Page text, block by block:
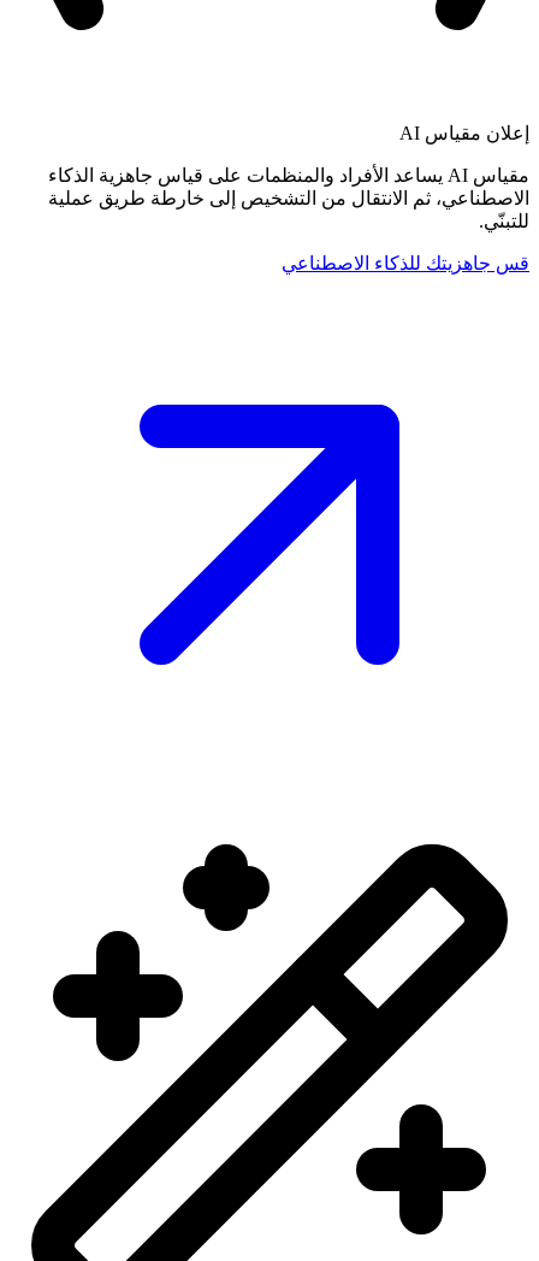
إعلان مقياس AI
مقياس AI يساعد الأفراد والمنظمات على قياس جاهزية الذكاء
الاصطناعي، ثم الانتقال من التشخيص إلى خارطة طريق عملية
للتبنّي.
قس جاهزيتك للذكاء الاصطناعي